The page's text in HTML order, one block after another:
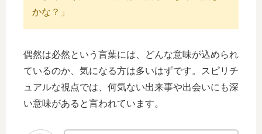
かな？」
偶然は必然という言葉には、どんな意味が込められ
ているのか、気になる方は多いはずです。スピリチ
ュアルな視点では、何気ない出来事や出会いにも深
い意味があると言われています。